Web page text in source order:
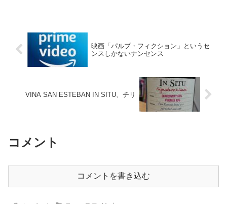
映画「パルプ・フィクション」というセ
ンスしかないナンセンス
VINA SAN ESTEBAN IN SITU、チリ
コメント
コメントを書き込む